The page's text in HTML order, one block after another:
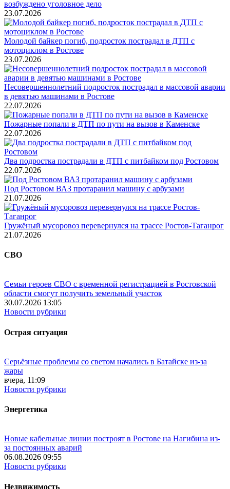
возбуждено уголовное дело
23.07.2026
Молодой байкер погиб, подросток пострадал в ДТП с
мотоциклом в Ростове
23.07.2026
Несовершеннолетний подросток пострадал в массовой аварии
в девятью машинами в Ростове
22.07.2026
Пожарные попали в ДТП по пути на вызов в Каменске
22.07.2026
Два подростка пострадали в ДТП с питбайком под Ростовом
22.07.2026
Под Ростовом ВАЗ протаранил машину с арбузами
21.07.2026
Гружёный мусоровоз перевернулся на трассе Ростов-Таганрог
21.07.2026
СВО
Семьи героев СВО с временной регистрацией в Ростовской
области смогут получить земельный участок
30.07.2026 13:05
Новости рубрики
Острая ситуация
Серьёзные проблемы со светом начались в Батайске из-за
жары
вчера, 11:09
Новости рубрики
Энергетика
Новые кабельные линии построят в Ростове на Нагибина из-
за постоянных аварий
06.08.2026 09:55
Новости рубрики
Недвижимость